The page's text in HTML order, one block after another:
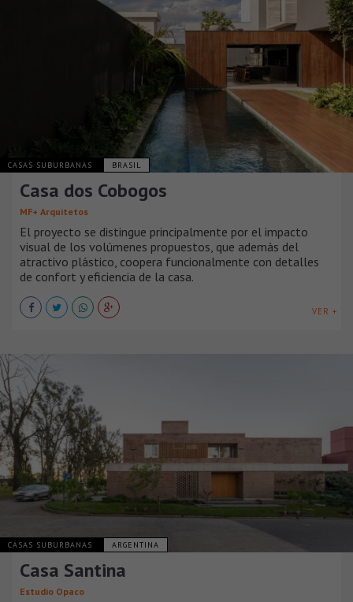
CASAS SUBURBANAS BRASIL
Casa dos Cobogos
MF+ Arquitetos
El proyecto se distingue principalmente por el impacto
visual de los volúmenes propuestos, que además del
atractivo plástico, coopera funcionalmente con detalles
de confort y eficiencia de la casa.
VER +
CASAS SUBURBANAS ARGENTINA
Casa Santina
Estudio Opaco